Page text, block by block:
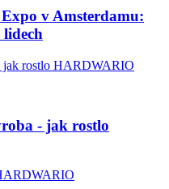
v Amsterdamu:
- jak rostlo